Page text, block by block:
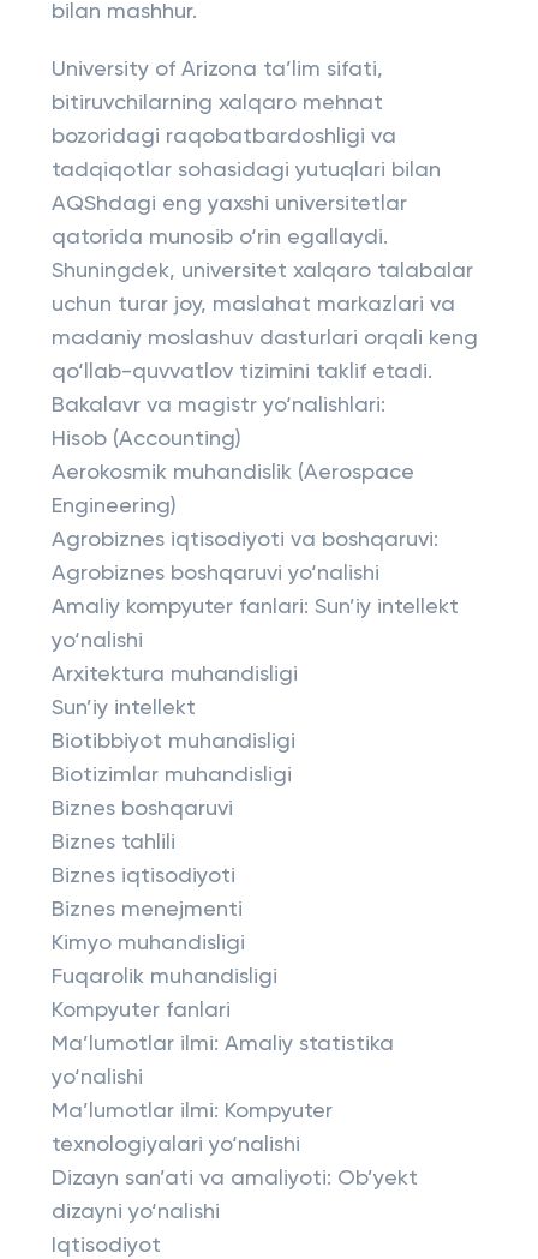
bilan mashhur.
University of Arizona ta’lim sifati,
bitiruvchilarning xalqaro mehnat
bozoridagi raqobatbardoshligi va
tadqiqotlar sohasidagi yutuqlari bilan
AQShdagi eng yaxshi universitetlar
qatorida munosib o‘rin egallaydi.
Shuningdek, universitet xalqaro talabalar
uchun turar joy, maslahat markazlari va
madaniy moslashuv dasturlari orqali keng
qo‘llab-quvvatlov tizimini taklif etadi.
Bakalavr va magistr yo‘nalishlari:
Hisob (Accounting)
Aerokosmik muhandislik (Aerospace
Engineering)
Agrobiznes iqtisodiyoti va boshqaruvi:
Agrobiznes boshqaruvi yo‘nalishi
Amaliy kompyuter fanlari: Sun’iy intellekt
yo‘nalishi
Arxitektura muhandisligi
Sun’iy intellekt
Biotibbiyot muhandisligi
Biotizimlar muhandisligi
Biznes boshqaruvi
Biznes tahlili
Biznes iqtisodiyoti
Biznes menejmenti
Kimyo muhandisligi
Fuqarolik muhandisligi
Kompyuter fanlari
Ma’lumotlar ilmi: Amaliy statistika
yo‘nalishi
Ma’lumotlar ilmi: Kompyuter
texnologiyalari yo‘nalishi
Dizayn san’ati va amaliyoti: Ob’yekt
dizayni yo‘nalishi
Iqtisodiyot